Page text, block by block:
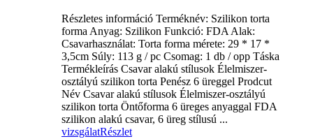
Részletes információ Terméknév: Szilikon torta
forma Anyag: Szilikon Funkció: FDA Alak:
Csavarhasználat: Torta forma mérete: 29 * 17 *
3,5cm Súly: 113 g / pc Csomag: 1 db / opp Táska
Termékleírás Csavar alakú stílusok Élelmiszer-
osztályú szilikon torta Penész 6 üreggel Prodcut
Név Csavar alakú stílusok Élelmiszer-osztályú
szilikon torta Öntőforma 6 üreges anyaggal FDA
szilikon alakú csavar, 6 üreg stílusú ...
vizsgálatRészlet